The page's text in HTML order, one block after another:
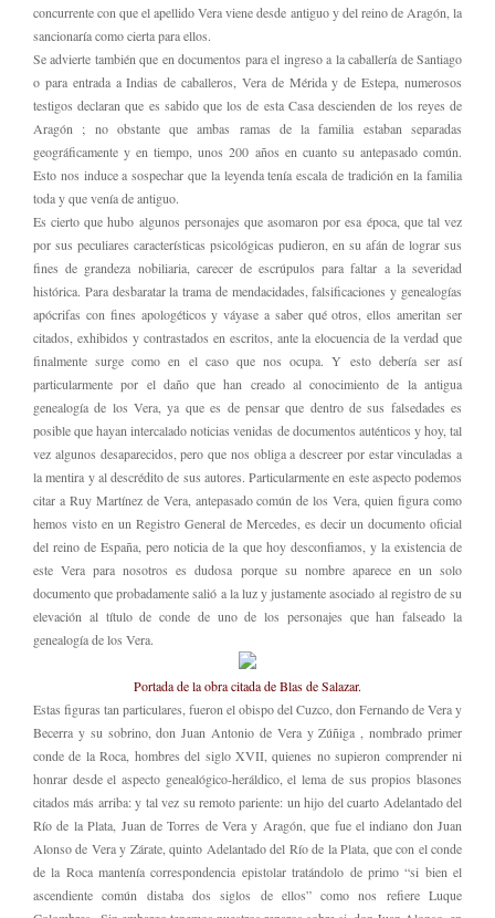
concurrente con que el apellido Vera viene desde antiguo y del reino de Aragón, la
sancionaría como cierta para ellos.
Se advierte también que en documentos para el ingreso a la caballería de Santiago
o para entrada a Indias de caballeros, Vera de Mérida y de Estepa, numerosos
testigos declaran que es sabido que los de esta Casa descienden de los reyes de
Aragón ; no obstante que ambas ramas de la familia estaban separadas
geográficamente y en tiempo, unos 200 años en cuanto su antepasado común.
Esto nos induce a sospechar que la leyenda tenía escala de tradición en la familia
toda y que venía de antiguo.
Es cierto que hubo algunos personajes que asomaron por esa época, que tal vez
por sus peculiares características psicológicas pudieron, en su afán de lograr sus
fines de grandeza nobiliaria, carecer de escrúpulos para faltar a la severidad
histórica. Para desbaratar la trama de mendacidades, falsificaciones y genealogías
apócrifas con fines apologéticos y váyase a saber qué otros, ellos ameritan ser
citados, exhibidos y contrastados en escritos, ante la elocuencia de la verdad que
finalmente surge como en el caso que nos ocupa. Y esto debería ser así
particularmente por el daño que han creado al conocimiento de la antigua
genealogía de los Vera, ya que es de pensar que dentro de sus falsedades es
posible que hayan intercalado noticias venidas de documentos auténticos y hoy, tal
vez algunos desaparecidos, pero que nos obliga a descreer por estar vinculadas a
la mentira y al descrédito de sus autores. Particularmente en este aspecto podemos
citar a Ruy Martínez de Vera, antepasado común de los Vera, quien figura como
hemos visto en un Registro General de Mercedes, es decir un documento oficial
del reino de España, pero noticia de la que hoy desconfiamos, y la existencia de
este Vera para nosotros es dudosa porque su nombre aparece en un solo
documento que probadamente salió a la luz y justamente asociado al registro de su
elevación al título de conde de uno de los personajes que han falseado la
genealogía de los Vera.
Portada de la obra citada de Blas de Salazar.
Estas figuras tan particulares, fueron el obispo del Cuzco, don Fernando de Vera y
Becerra y su sobrino, don Juan Antonio de Vera y Zúñiga , nombrado primer
conde de la Roca, hombres del siglo XVII, quienes no supieron comprender ni
honrar desde el aspecto genealógico-heráldico, el lema de sus propios blasones
citados más arriba: y tal vez su remoto pariente: un hijo del cuarto Adelantado del
Río de la Plata, Juan de Torres de Vera y Aragón, que fue el indiano don Juan
Alonso de Vera y Zárate, quinto Adelantado del Río de la Plata, que con el conde
de la Roca mantenía correspondencia epistolar tratándolo de primo “si bien el
ascendiente común distaba dos siglos de ellos” como nos refiere Luque